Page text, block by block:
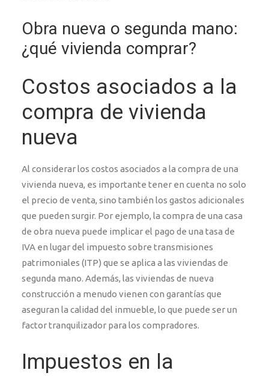
Obra nueva o segunda mano:
¿qué vivienda comprar?
Costos asociados a la
compra de vivienda
nueva
Al considerar los costos asociados a la compra de una
vivienda nueva, es importante tener en cuenta no solo
el precio de venta, sino también los gastos adicionales
que pueden surgir. Por ejemplo, la compra de una casa
de obra nueva puede implicar el pago de una tasa de
IVA en lugar del impuesto sobre transmisiones
patrimoniales (ITP) que se aplica a las viviendas de
segunda mano. Además, las viviendas de nueva
construcción a menudo vienen con garantías que
aseguran la calidad del inmueble, lo que puede ser un
factor tranquilizador para los compradores.
Impuestos en la